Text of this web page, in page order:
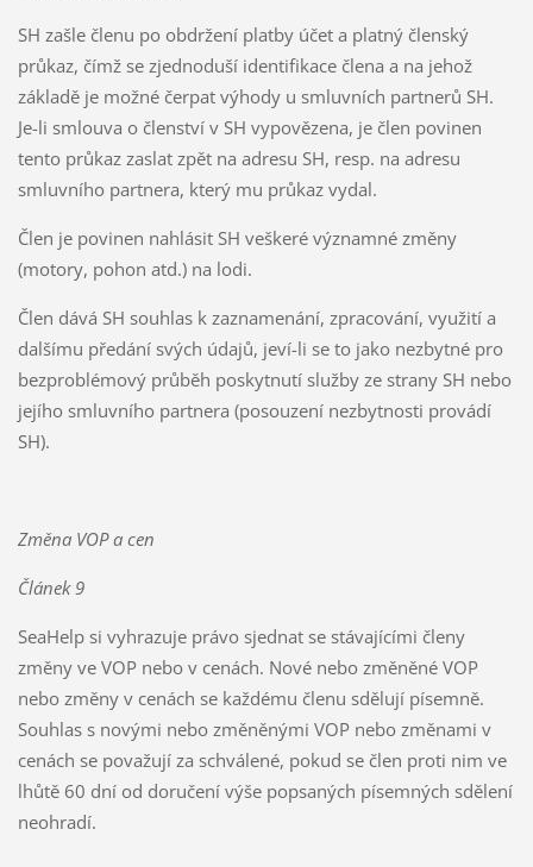
SH zašle členu po obdržení platby účet a platný členský
průkaz, čímž se zjednoduší identifikace člena a na jehož
základě je možné čerpat výhody u smluvních partnerů SH.
Je-li smlouva o členství v SH vypovězena, je člen povinen
tento průkaz zaslat zpět na adresu SH, resp. na adresu
smluvního partnera, který mu průkaz vydal.
Člen je povinen nahlásit SH veškeré významné změny
(motory, pohon atd.) na lodi.
Člen dává SH souhlas k zaznamenání, zpracování, využití a
dalšímu předání svých údajů, jeví-li se to jako nezbytné pro
bezproblémový průběh poskytnutí služby ze strany SH nebo
jejího smluvního partnera (posouzení nezbytnosti provádí
SH).
Změna VOP a cen
Článek 9
SeaHelp si vyhrazuje právo sjednat se stávajícími členy
změny ve VOP nebo v cenách. Nové nebo změněné VOP
nebo změny v cenách se každému členu sdělují písemně.
Souhlas s novými nebo změněnými VOP nebo změnami v
cenách se považují za schválené, pokud se člen proti nim ve
lhůtě 60 dní od doručení výše popsaných písemných sdělení
neohradí.